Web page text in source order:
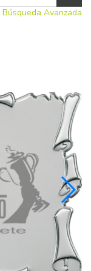
Búsqueda Avanzada